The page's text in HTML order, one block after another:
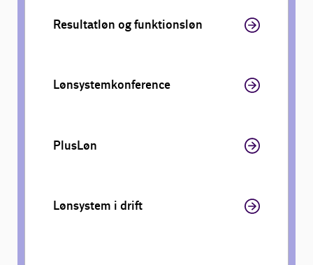
Resultatløn og funktionsløn
Lønsystemkonference
PlusLøn
Lønsystem i drift